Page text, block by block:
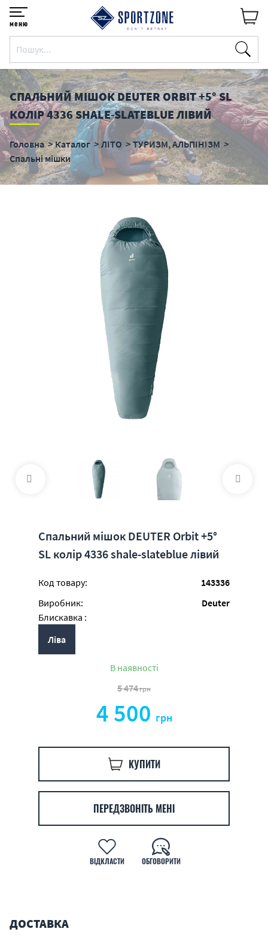
меню
СПАЛЬНИЙ МІШОК DEUTER ORBIT +5° SL
КОЛІР 4336 SHALE-SLATEBLUE ЛІВИЙ
Головна Каталог ЛІТО
ТУРИЗМ, АЛЬПІНІЗМ
Спальні мішки
Спальний мішок DEUTER Orbit +5°
SL колір 4336 shale-slateblue лівий
Код товару:
143336
Виробник:
Deuter
Блискавка :
Ліва
В наявності
5 474грн
4 500 грн
КУПИТИ
ПЕРЕДЗВОНІТЬ МЕНІ
ВІДКЛАСТИ ОБГОВОРИТИ
ДОСТАВКА